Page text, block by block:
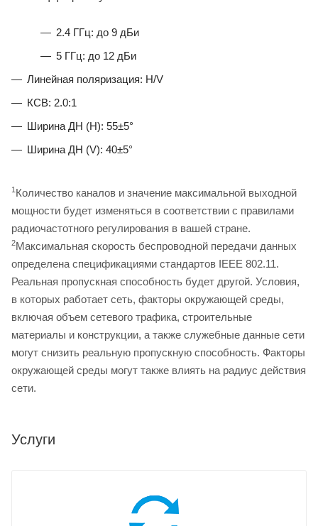
2.4 ГГц: до 9 дБи
5 ГГц: до 12 дБи
Линейная поляризация: H/V
КСВ: 2.0:1
Ширина ДН (H): 55±5°
Ширина ДН (V): 40±5°
1Количество каналов и значение максимальной выходной
мощности будет изменяться в соответствии с правилами
радиочастотного регулирования в вашей стране.
2Максимальная скорость беспроводной передачи данных
определена спецификациями стандартов IEEE 802.11.
Реальная пропускная способность будет другой. Условия,
в которых работает сеть, факторы окружающей среды,
включая объем сетевого трафика, строительные
материалы и конструкции, а также служебные данные сети
могут снизить реальную пропускную способность. Факторы
окружающей среды могут также влиять на радиус действия
сети.
Услуги